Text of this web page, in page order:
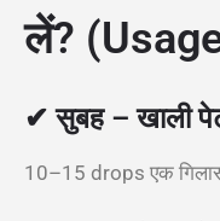
लें?
✔ सुबह – खाली
10–15 drops एक गिलास